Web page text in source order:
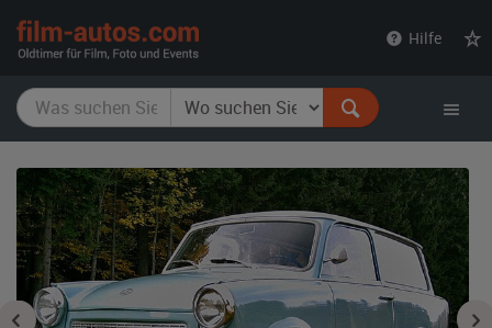
Hilfe